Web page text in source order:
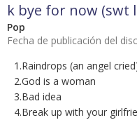
k bye for now (swt
Pop
Fecha de publicación del
1.Raindrops (an angel
2.God is a woman
3.Bad idea
4.Break up with your